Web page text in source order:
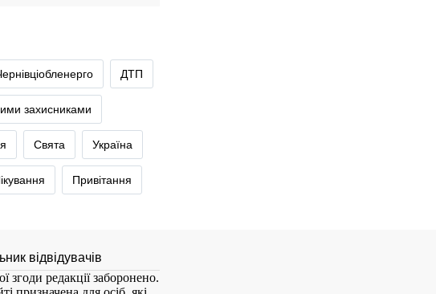
ДТП
захисниками
Свята Україна
Привітання
редакції заборонено.